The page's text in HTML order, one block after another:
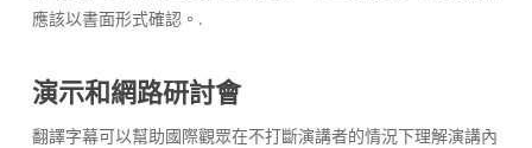
應該以書面形式確認。.
演示和網路研討會
翻譯字幕可以幫助國際觀眾在不打斷演講者的情況下理解演講內